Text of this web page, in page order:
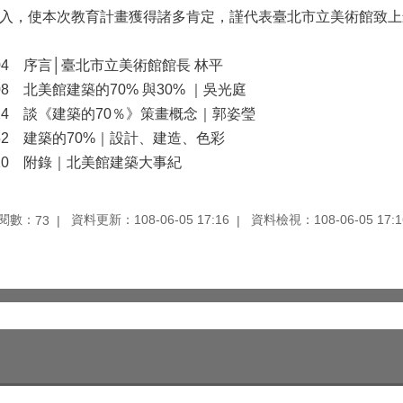
，使本次教育計畫獲得諸多肯定，謹代表臺北市立美術館致
序言│臺北市立美術館館長 林平
北美館建築的70% 與30% ｜吳光庭
談《建築的70％》策畫概念｜郭姿瑩
建築的70%｜設計、建造、色彩
附錄｜北美館建築大事紀
數： 73 資料更新：108-06-05 17:16 資料檢視：108-06-05